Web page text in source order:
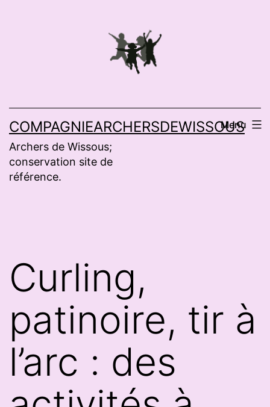
COMPAGNIEARCHERSDEWISSOUS
Archers de Wissous;
conservation site de
référence.
Menu
Curling,
patinoire, tir à
l’arc : des